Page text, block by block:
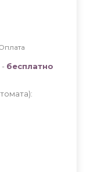
бесплатно